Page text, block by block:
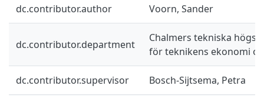
dc.contributor.author Voorn, Sander
dc.contributor.department
Chalmers tekniska
för teknikens ekonomi
dc.contributor.supervisor Bosch-Sijtsema, Petra